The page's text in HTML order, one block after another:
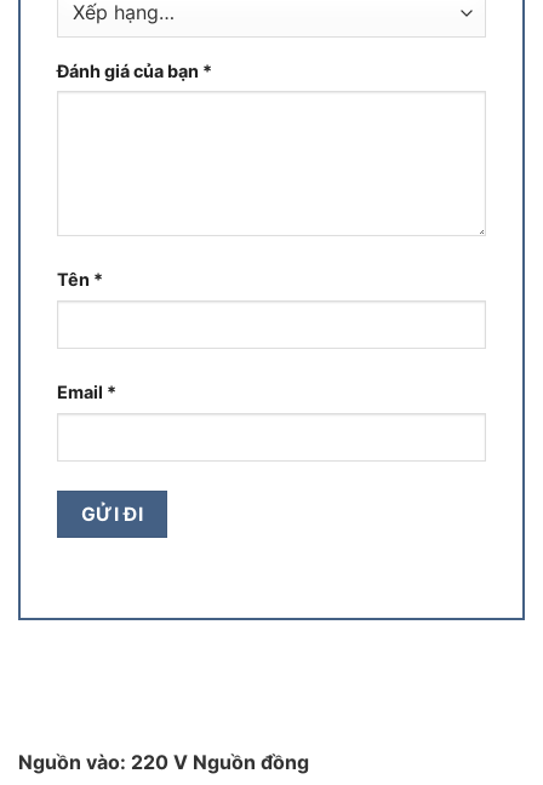
Đánh giá của bạn *
Tên *
Email *
Nguồn vào: 220 V Nguồn đồng